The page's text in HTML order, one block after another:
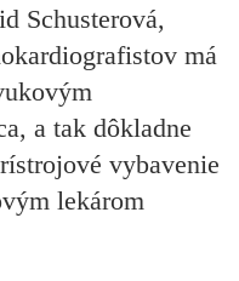
Schusterová,
má
a tak dôkladne
vybavenie
lekárom